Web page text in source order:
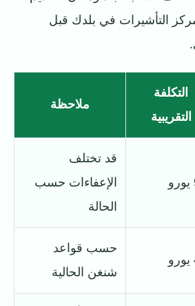
التأشيرات في بلدك قبل
التكلفة
التقريبية
ملاحظة
قد تختلف
الإعفاءات حسب
الحالة
حسب قواعد
شنغن الحالية